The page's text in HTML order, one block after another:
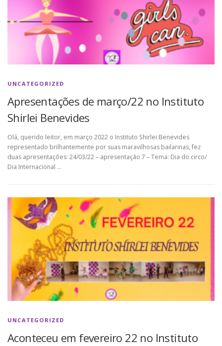
UNCATEGORIZED
Apresentações de março/22 no Instituto
Shirlei Benevides
Olá, querido leitor, em março 2022 o Instituto Shirlei Benevides
representado brilhantemente por suas maravilhosas bailarinas, fez
duas apresentações: 24/03/22 – apresentação 7 – Tema: Dia do circo/
Dia Internacional …
UNCATEGORIZED
Aconteceu em fevereiro 22 no Instituto